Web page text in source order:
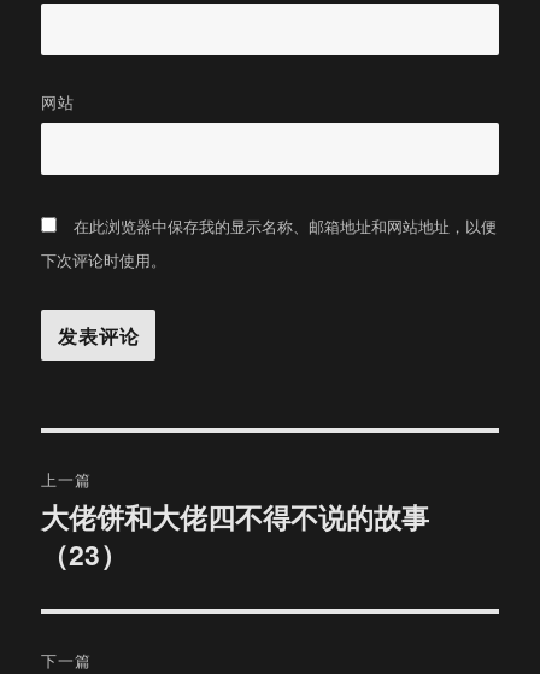
网站
在此浏览器中保存我的显示名称、邮箱地址和网站地址，以便
下次评论时使用。
章
导
航
上一篇
上
篇
章：
大佬饼和大佬四不得不说的故事
（23）
下一篇